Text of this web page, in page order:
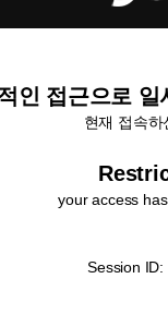
인 접근으로
현재 접속하
your access
Session